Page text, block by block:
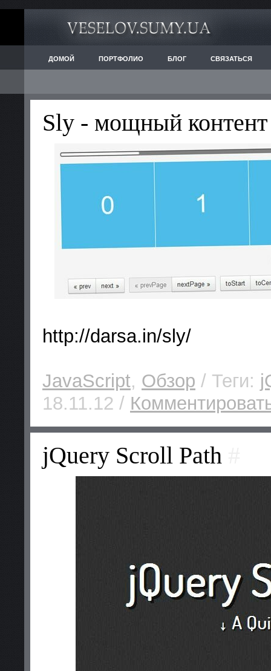
ДОМОЙ ПОРТФОЛИО БЛОГ СВЯЗАТЬСЯ
Sly - мощный
http://darsa.in/sly/
JavaScript, Обзор / Теги:
18.11.12 /
jQuery Scroll Path